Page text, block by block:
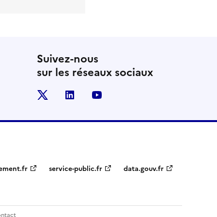
Suivez-nous
sur les réseaux sociaux
linkedin
service-public.fr data.gouv.fr